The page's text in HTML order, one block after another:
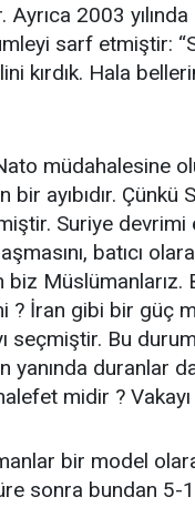
Ayrıca 2003
sarf etmiştir:
kırdık. Hala
müdahalesine
bir ayıbıdır.
Suriye devrimi
batıcı
biz
? İran gibi bir güç
seçmiştir. Bu
yanında duranlar
midir ?
bir model
sonra bundan 5-